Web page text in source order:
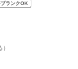
ランクOK